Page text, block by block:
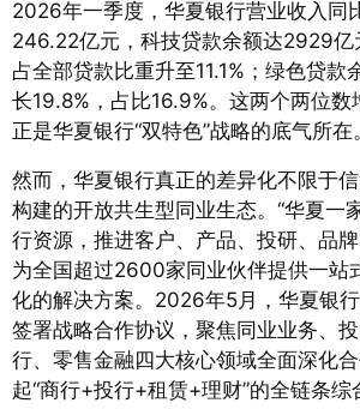
2026年一季度，华夏银行营业收入同
246.22亿元，科技贷款余额达2929亿
占全部贷款比重升至11.1%；绿色贷
长19.8%，占比16.9%。这两个两位数
正是华夏银行“双特色”战略的底气所在。
然而，华夏银行真正的差异化不限于
构建的开放共生型同业生态。“华夏一
行资源，推进客户、产品、投研、品
为全国超过2600家同业伙伴提供一站
化的解决方案。2026年5月，华夏银
签署战略合作协议，聚焦同业业务、
行、零售金融四大核心领域全面深化
起“商行+投行+租赁+理财”的全链条